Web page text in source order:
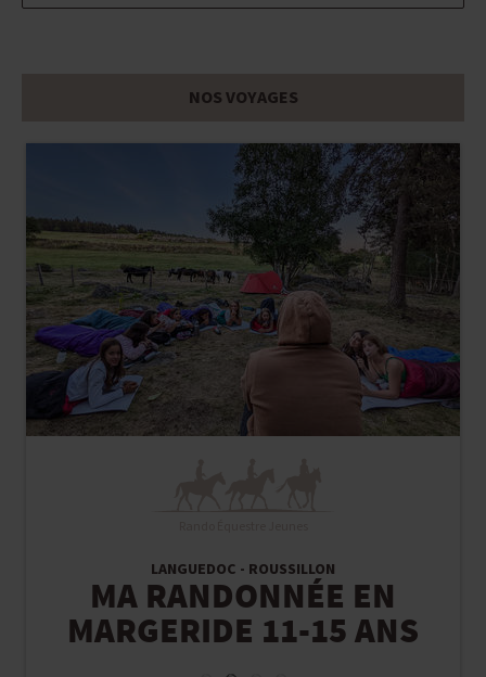
NOS VOYAGES
LANGUEDOC - ROUSSILLON
MA RANDONNÉE EN
MARGERIDE 11-15 ANS